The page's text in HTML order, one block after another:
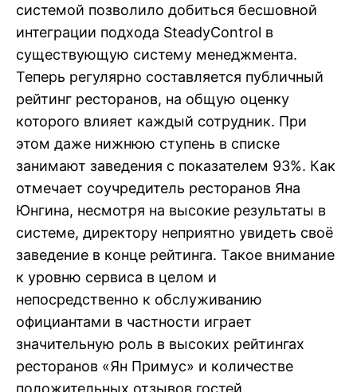
системой позволило добиться бесшовной
интеграции подхода SteadyControl в
существующую систему менеджмента.
Теперь регулярно составляется публичный
рейтинг ресторанов, на общую оценку
которого влияет каждый сотрудник. При
этом даже нижнюю ступень в списке
занимают заведения с показателем 93%. Как
отмечает соучредитель ресторанов Яна
Юнгина, несмотря на высокие результаты в
системе, директору неприятно увидеть своё
заведение в конце рейтинга. Такое внимание
к уровню сервиса в целом и
непосредственно к обслуживанию
официантами в частности играет
значительную роль в высоких рейтингах
ресторанов «Ян Примус» и количестве
положительных отзывов гостей.